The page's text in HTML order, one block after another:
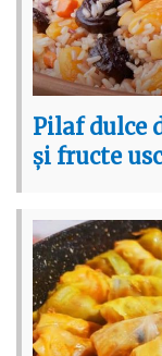
Pilaf dulce
și fructe